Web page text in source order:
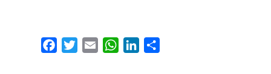
FacebookTwitterEmail WhatsApp
LinkedIn